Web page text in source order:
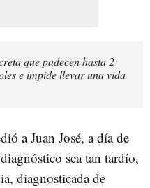
que padecen hasta 2
e impide llevar una vida
a Juan José, a día de
sea tan tardío,
diagnosticada de